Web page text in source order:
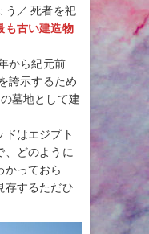
う／ 死者を祀
も古い建造物
から紀元前
誇示するため
墓地として建
ドはエジプト
、どのように
かっておら
存するただひ